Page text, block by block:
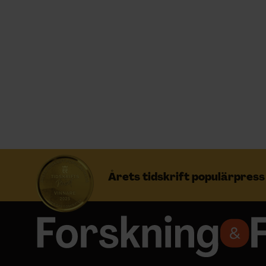
Årets tidskrift populärpress
NYHETSBREV
ÄMNEN
ARKIV & E-TIDNING
LYSSNA/PODD